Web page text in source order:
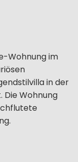
Wohnung im
in der
Wohnung